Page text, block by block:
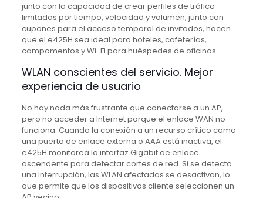
junto con la capacidad de crear perfiles de tráfico
limitados por tiempo, velocidad y volumen, junto con
cupones para el acceso temporal de invitados, hacen
que el e425H sea ideal para hoteles, cafeterías,
campamentos y Wi-Fi para huéspedes de oficinas.
WLAN conscientes del servicio. Mejor
experiencia de usuario
No hay nada más frustrante que conectarse a un AP,
pero no acceder a Internet porque el enlace WAN no
funciona. Cuando la conexión a un recurso crítico como
una puerta de enlace externa o AAA está inactiva, el
e425H monitorea la interfaz Gigabit de enlace
ascendente para detectar cortes de red. Si se detecta
una interrupción, las WLAN afectadas se desactivan, lo
que permite que los dispositivos cliente seleccionen un